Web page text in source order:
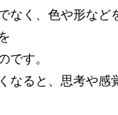
なく、色や形など
です。
なると、思考や感